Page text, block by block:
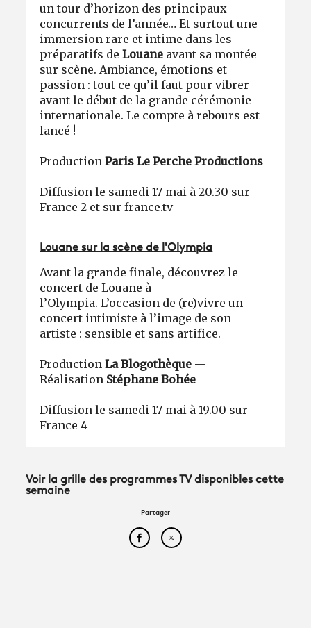
un tour d’horizon des principaux
concurrents de l’année… Et surtout une
immersion rare et intime dans les
préparatifs deLouane avant sa montée
sur scène. Ambiance, émotions et
passion : tout ce qu’il faut pour vibrer
avant le début de la grande cérémonie
internationale. Le compte à rebours est
lancé !
ProductionParis Le Perche Productions
Diffusion le samedi 17 mai à 20.30 sur
France 2 et sur france.tv
Louane sur la scène de l'Olympia
Avant la grande finale, découvrez le
concert de Louane à
l’Olympia. L’occasion de (re)vivre un
concert intimiste à l’image de son
artiste : sensible et sans artifice.
ProductionLa Blogothèque —
Réalisation Stéphane Bohée
Diffusion le samedi 17 mai à 19.00 sur
France 4
Voir la grille des programmes TV disponibles cette
semaine
Partager
Partager cet article sur
Partager cet article sur